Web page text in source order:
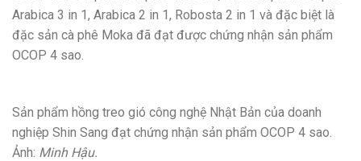
Arabica 3 in 1, Arabica 2 in 1, Robosta 2 in 1 và đặc biệt là
đặc sản cà phê Moka đã đạt được chứng nhận sản phẩm
OCOP 4 sao.
Sản phẩm hồng treo gió công nghệ Nhật Bản của doanh
nghiệp Shin Sang đạt chứng nhận sản phẩm OCOP 4 sao.
Ảnh: Minh Hậu.